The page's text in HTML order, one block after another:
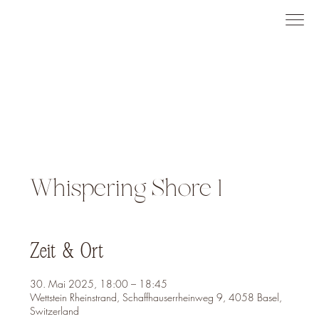
Whispering Shore 1
Zeit & Ort
30. Mai 2025, 18:00 – 18:45
Wettstein Rheinstrand, Schaffhauserrheinweg 9, 4058 Basel,
Switzerland